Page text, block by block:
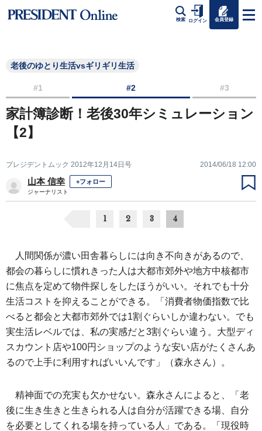
検索 ログイン 会員登録
老後のゆとり生活vsギリギリ生活
#1 #2 #3
家計簿診断！老後30年シミュレーション
【2】
プレジデントムック 2012年12月14日号 2014/06/18 12:00
山本 信幸 +フォロー
ジャーナリスト
1 2 3 4
人間関係が濃い田舎暮らしには向き不向きがあるので、
都会の暮らしに慣れきった人は大都市郊外や地方中核都市
に焦点を定めて物件探しをしたほうがいい。それでも十分
生活コストを抑えることができる。「消費者物価指数で比
べると都会と大都市郊外では1割ぐらいしか違わない。でも
実生活レベルでは、私の実感だと3割ぐらい違う。大型ディ
スカウント店や100円ショップのような安い店がたくさんあ
るので上手に利用すればいいんです」（森永さん）。
精神面での充実も欠かせない。森永さんによると、「老
後に生き生きと生きられる人は自分が活躍できる場、自分
を必要としてくれる場を持っている人」である。「現役時